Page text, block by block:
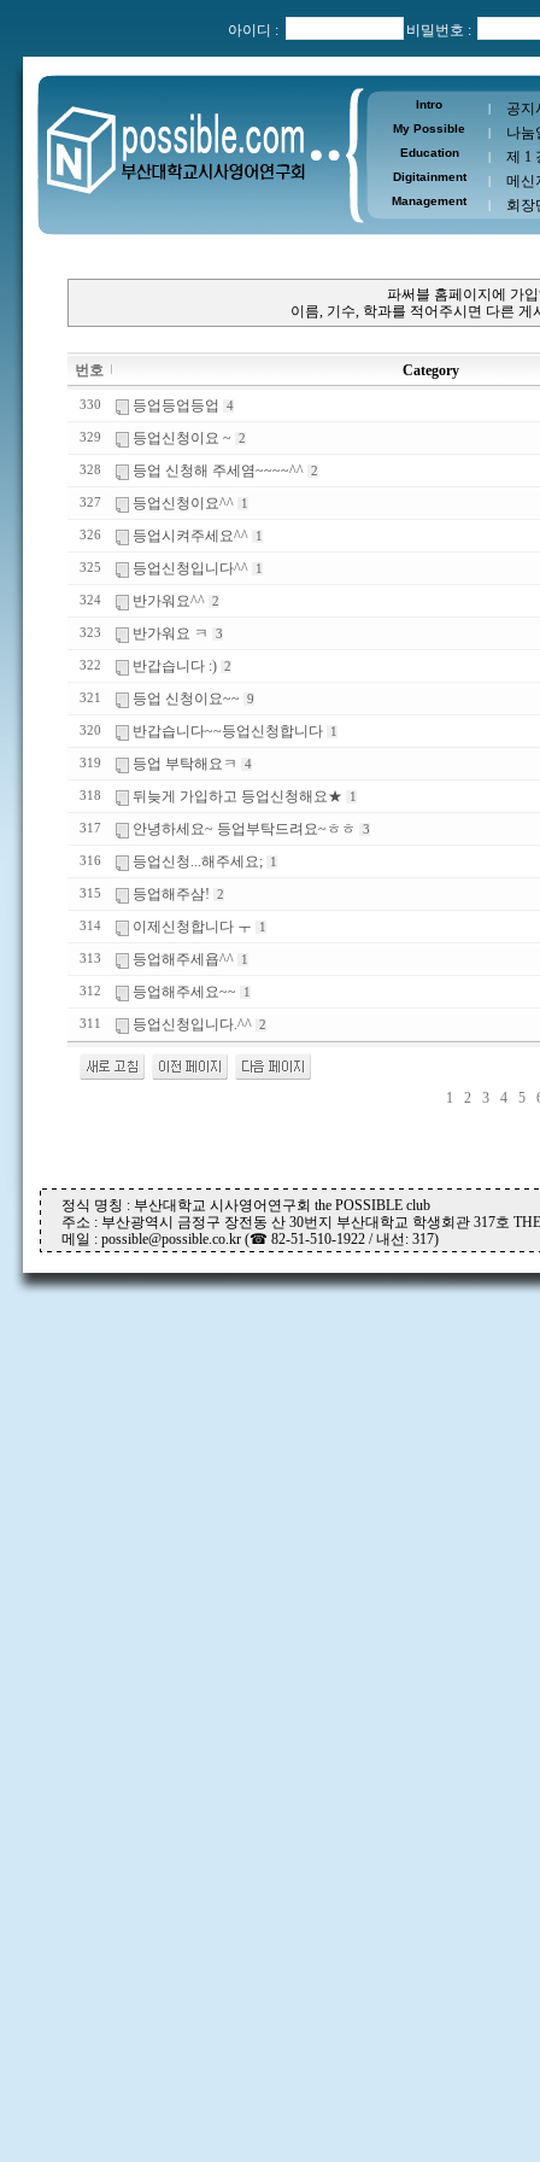
아이디 : 비밀번호 :
Intro | 공지
My Possible | 나눔
Education | 제 1
Digitainment | 메신
Management | 회장
파써블 홈페이지에 가
이름, 기수, 학과를 적어주시면 다른
번호 Category
330 등업등업등업 4
329 등업신청이요 ~ 2
328 등업 신청해 주세염~~~~^^ 2
327 등업신청이요^^ 1
326 등업시켜주세요^^ 1
325 등업신청입니다^^ 1
324 반가워요^^ 2
323 반가워요 ㅋ 3
322 반갑습니다 :) 2
321 등업 신청이요~~ 9
320 반갑습니다~~등업신청합니다 1
319 등업 부탁해요ㅋ 4
318 뒤늦게 가입하고 등업신청해요★ 1
317 안녕하세요~ 등업부탁드려요~ㅎㅎ 3
316 등업신청...해주세요; 1
315 등업해주삼! 2
314 이제신청합니다 ㅜ 1
313 등업해주세욥^^ 1
312 등업해주세요~~ 1
311 등업신청입니다.^^ 2
1 2 3 4 5
정식 명칭 : 부산대학교 시사영어연구회 the POSSIBLE club
주소 : 부산광역시 금정구 장전동 산 30번지 부산대학교 학생회관 317호
메일 : possible@possible.co.kr (☎ 82-51-510-1922 / 내선: 317)